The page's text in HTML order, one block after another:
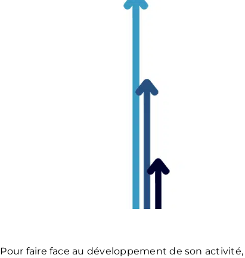
Pour faire face au développement de son